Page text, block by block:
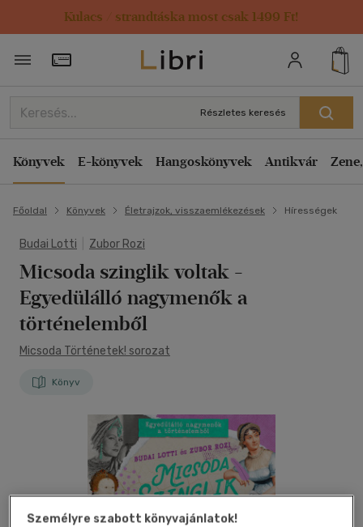
Kulacs / strandtáska most csak 1499 Ft!
Törzsvásárlói Kártya adatai
Részletes keresés
Könyvek E-könyvek Hangoskönyvek Antikvár
Főoldal Könyvek Életrajzok, visszaemlékezések Hírességek
Budai Lotti Zubor Rozi
Micsoda szinglik voltak -
Egyedülálló nagymenők a
történelemből
Micsoda Történetek! sorozat
Könyv
Személyre szabott könyvajánlatok!